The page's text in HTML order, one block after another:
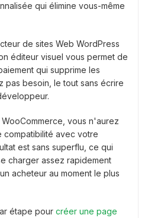
qui élimine vous-même
de sites Web WordPress
éditeur visuel vous permet de
qui supprime les
pas besoin, le tout sans écrire
vous n'aurez
avec votre
est sans superflu, ce qui
charger assez rapidement
acheteur au moment le plus
étape pour créer une page